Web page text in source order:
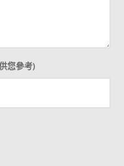
您參考)